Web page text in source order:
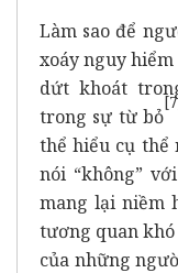
Làm sao để
xoáy nguy
dứt khoát
trong sự từ bỏ
thể hiểu cụ thể
nói “không”
mang lại niềm
tương quan
của những